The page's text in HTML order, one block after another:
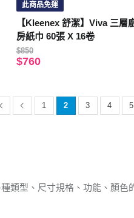
此商品免運
【Kleenex 舒潔】Viva 三層
房紙巾 60張 X 16卷
$850
$760
1 2 3 4 5
類型、尺寸規格、功能、顏